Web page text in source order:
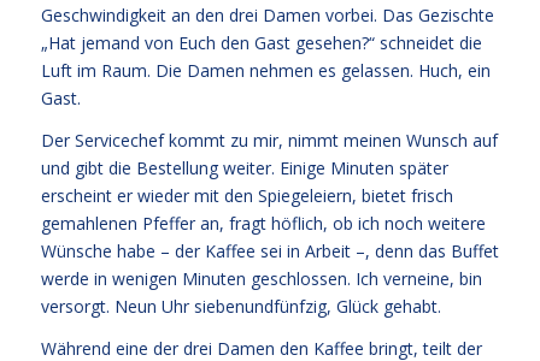
Geschwindigkeit an den drei Damen vorbei. Das Gezischte
„Hat jemand von Euch den Gast gesehen?“ schneidet die
Luft im Raum. Die Damen nehmen es gelassen. Huch, ein
Gast.
Der Servicechef kommt zu mir, nimmt meinen Wunsch auf
und gibt die Bestellung weiter. Einige Minuten später
erscheint er wieder mit den Spiegeleiern, bietet frisch
gemahlenen Pfeffer an, fragt höflich, ob ich noch weitere
Wünsche habe – der Kaffee sei in Arbeit –, denn das Buffet
werde in wenigen Minuten geschlossen. Ich verneine, bin
versorgt. Neun Uhr siebenundfünfzig, Glück gehabt.
Während eine der drei Damen den Kaffee bringt, teilt der